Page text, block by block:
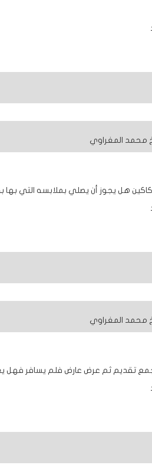
محمد المغراوي
هل يجوز أن يصلي بملابسه التي بها
محمد المغراوي
تقديم ثم عرض عارض فلم يسافر فهل